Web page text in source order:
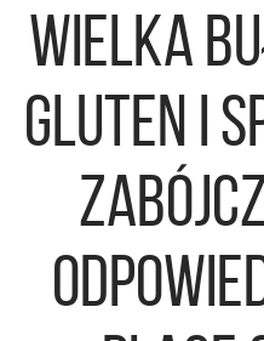
Wielka
Gluten i